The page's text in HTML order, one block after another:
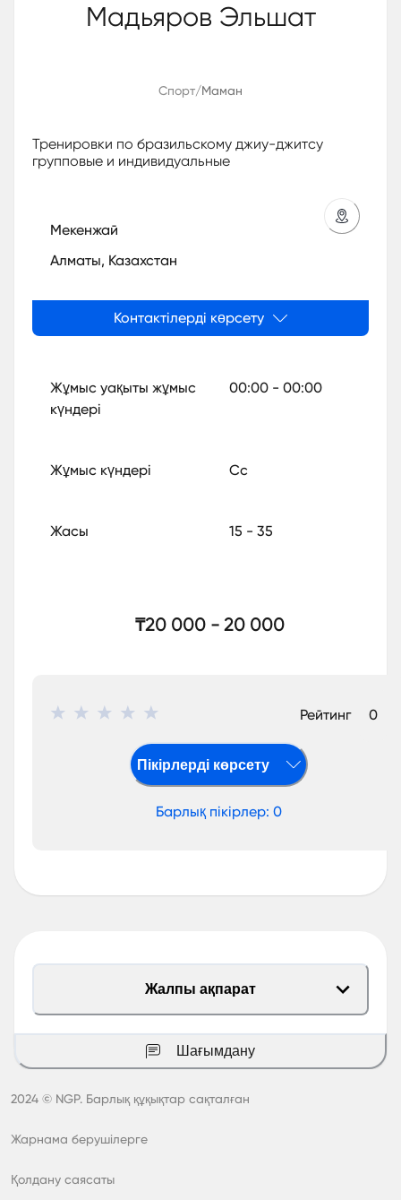
Мадьяров Эльшат
Спорт/Маман
Тренировки по бразильскому джиу-джитсу
групповые и индивидуальные
Мекенжай
Алматы, Казахстан
Контактілерді көрсету
Жұмыс уақыты жұмыс
күндері
00:00 - 00:00
Жұмыс күндері Сс
Жасы 15 - 35
₸20 000 - 20 000
Рейтинг 0
Барлық пікірлер: 0
Пікірлерді көрсету
Жалпы ақпарат
Шағымдану
2024 © NGP. Барлық құқықтар сақталған
Жарнама берушілерге
Қолдану саясаты